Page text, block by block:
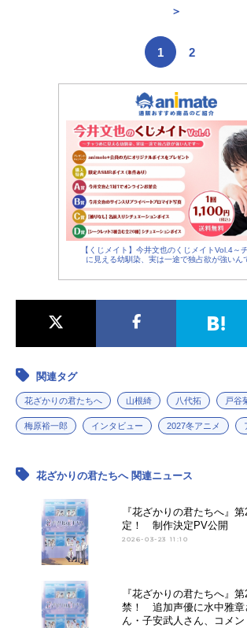
＞
1 2
【くじメイト】今井文也のくじメイトVol.4～
に見える幼馴染、実は一途で独占欲が強いん
関連タグ
花ざかりの君たちへ 山根綺 八代拓 戸谷
梅原裕一郎 インタビュー 2027冬アニメ
花ざかりの君たちへ 関連ニュース
『花ざかりの君たちへ』
定！ 制作決定PV公開
2026-03-23 11:10
『花ざかりの君たちへ』
禁！ 追加声優に水中雅章
ん・子安武人さん、コメン